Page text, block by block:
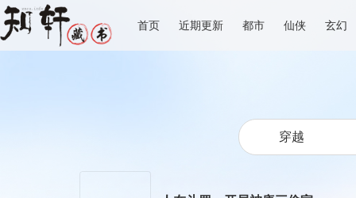
首页 近期更新 都市 仙侠 玄幻